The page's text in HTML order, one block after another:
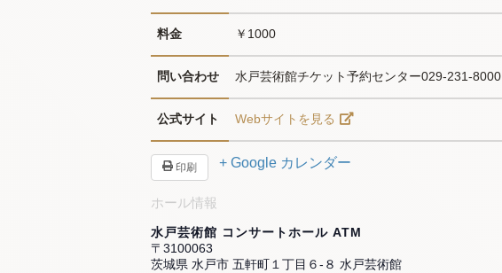
料金 ￥1000
問い合わせ 水戸芸術館チケット予約センター029-231-8000
公式サイト Webサイトを見る
印刷 + Google カレンダー
ホール情報
水戸芸術館 コンサートホール ATM
〒3100063
茨城県 水戸市 五軒町１丁目６-８ 水戸芸術館